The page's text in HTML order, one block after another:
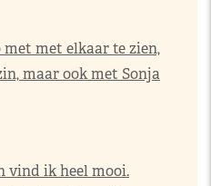
met elkaar te zien,
maar ook met Sonja
vind ik heel mooi.